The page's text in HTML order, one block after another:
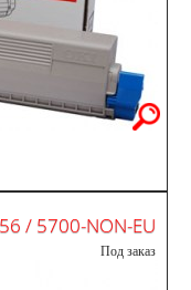
/ 5700-NON-EU
Под заказ